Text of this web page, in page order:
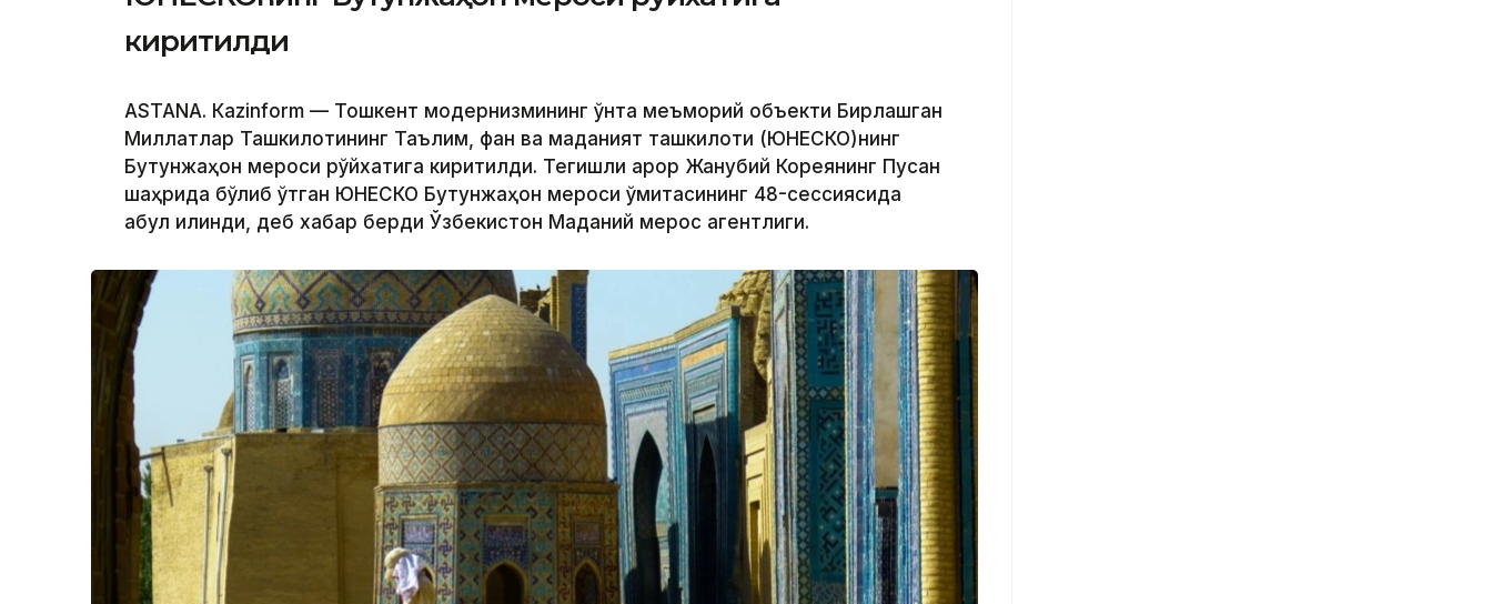
киритилди
ASTANА. Кazinform — Тошкент модернизмининг ўнта меъморий объекти Бирлашган
Миллатлар Ташкилотининг Таълим, фан ва маданият ташкилоти (ЮНEСКО)нинг
Бутунжаҳон мероси рўйхатига киритилди. Тегишли қарор Жанубий Кореянинг Пусан
​​шаҳрида бўлиб ўтган ЮНEСКО Бутунжаҳон мероси қўмитасининг 48-сессиясида
қабул қилинди, деб хабар берди Ўзбекистон Маданий мерос агентлиги.